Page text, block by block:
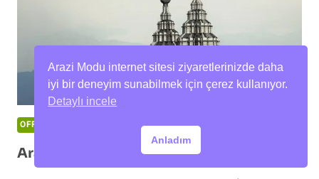
OFF ROAD
Arazi Araçları Neden Yüksektir?
Arazi Modu internet sitesi ziyaretlerinizde daha
iyi bir deneyim sunabilmek için çerez kullanıyor.
Detaylı incele
Anladım